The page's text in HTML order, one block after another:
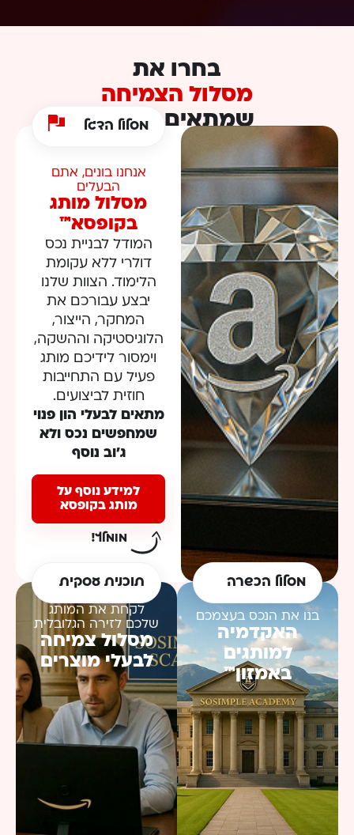
בחרו את
מסלול הצמיחה
שמתאים שלכם
אנחנו בונים, אתם
הבעלים
מסלול מותג
בקופסא™​
מסלול הדגל
המודל לבניית נכס
דולרי ללא עקומת
הלימוד. הצוות שלנו
יבצע עבורכם את
המחקר, הייצור,
הלוגיסטיקה וההשקה,
וימסור לידיכם מותג
פעיל עם התחייבות
חוזית לביצועים.
מתאים לבעלי הון פנוי
שמחפשים נכס ולא
ג’וב נוסף
למידע נוסף על
מותג בקופסא
מומלץ!
בנו את הנכס בעצמכם
האקדמיה
למותגים
באמזון™
מסלול הכשרה​
לקחת את המותג
שלכם לזירה הגלובלית
מסלול צמיחה
לבעלי מוצרים
תוכנית עסקית